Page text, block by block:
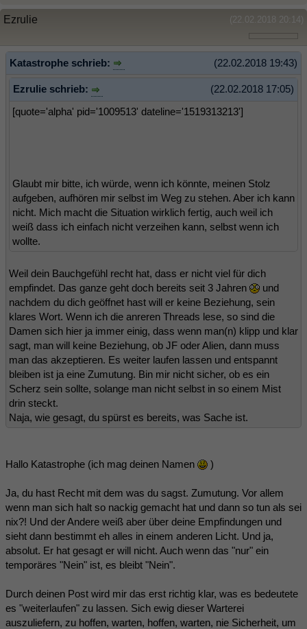
(22.02.2018 20:14)
Ezrulie
(22.02.2018 19:43)
Katastrophe schrieb:
(22.02.2018 17:05)
Ezrulie schrieb:
[quote='alpha' pid='1009513' dateline='1519313213']
Glaubt mir bitte, ich würde, wenn ich könnte, meinen Stolz
aufgeben, aufhören mir selbst im Weg zu stehen. Aber ich kann
nicht. Mich macht die Situation wirklich fertig, auch weil ich
weiß dass ich einfach nicht verzeihen kann, selbst wenn ich
wollte.
Weil dein Bauchgefühl recht hat, dass er nicht viel für dich
empfindet. Das ganze geht doch bereits seit 3 Jahren
und
nachdem du dich geöffnet hast will er keine Beziehung, sein
klares Wort. Wenn ich die anreren Threads lese, so sind die
Damen sich hier ja immer einig, dass wenn man(n) klipp und klar
sagt, man will keine Beziehung, ob JF oder Alien, dann muss
man das akzeptieren. Es weiter laufen lassen und entspannt
bleiben ist ja eine Zumutung. Bin mir nicht sicher, ob es ein
Scherz sein sollte, solange man nicht selbst in so einem Mist
drin steckt.
Naja, wie gesagt, du spürst es bereits, was Sache ist.
Hallo Katastrophe (ich mag deinen Namen )
Ja, du hast Recht mit dem was du sagst. Zumutung. Vor allem
wenn man sich halt so nackig gemacht hat und dann so tun als sei
nix?! Und der Andere weiß aber über deine Empfindungen und
sieht dann bestimmt eh alles in einem anderen Licht. Und ja,
absolut. Er hat gesagt er will nicht. Auch wenn das "nur" ein
temporäres "Nein" ist, es bleibt "Nein".
Durch deinen Post wird mir das erst richtig klar, was es bedeutete
es "weiterlaufen" zu lassen. Sich ewig dieser Warterei
auszuliefern, zu hoffen, warten, hoffen, warten, nie Sicherheit, um